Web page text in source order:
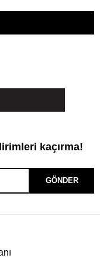
kaçırma!
GÖNDER